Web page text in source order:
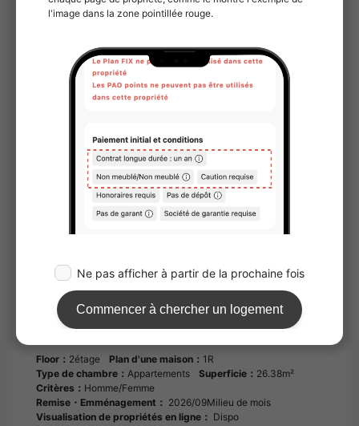
※）Les frais liés à la société de garantie ne
Durée du
contrat
2 ans et 0 mois.
Remarques
Rib Club : 2 200 yens (par mois) ; SBI Small
petits détails qui font la différence. Les
parties communes sont équipées de boîtes à
colis, ce qui vous permet de réceptionner vos
colis même si vous êtes très occupé et que
vous passez peu de temps chez vous.
L'équipement intérieur est très complet, avec
notamment un sèche-linge intégré à la salle
de bains et un lavabo indépendant. Aucune
changement de logement. En optant pour cet
appartement situé près de Kamata, vous
pourrez à coup sûr mener le style de vie dont
Floor： 2étage Plan d'une maison： 1R
Type de chambre： Appartements Superficie： 26.38m²
Critères： Homme/Femme
Remise・Emménagement： 2026/09Milieu de mois
Visualisation de propriétés en ligne： Dispo